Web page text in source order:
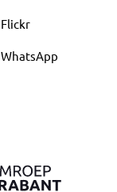
Flickr
WhatsApp